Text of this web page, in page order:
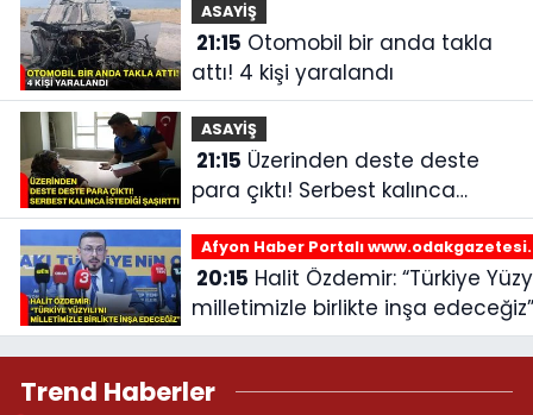
ASAYİŞ
21:15
attı! 4 kişi yaralandı
ASAYİŞ
21:15
para çıktı! Serbest kalınca
istediği şaşırttı
Afyon Haber Portalı
20:15
milletimizle birlikte inşa edeceğiz”
Trend Haberler